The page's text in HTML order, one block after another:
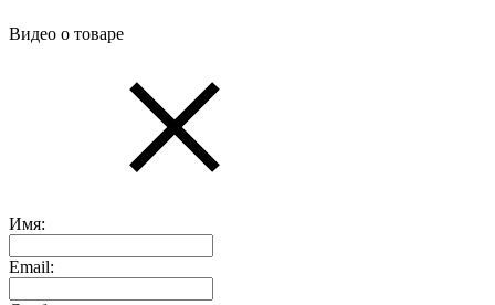
Видео о товаре
Имя:
Email: